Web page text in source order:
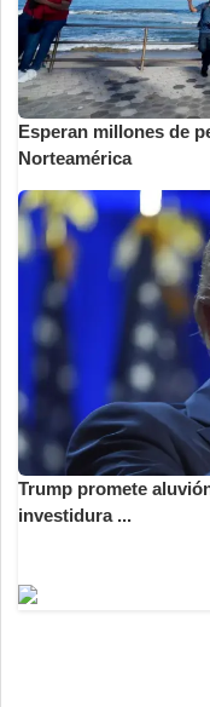
Esperan millones de
Norteamérica
Trump promete
investidura ...